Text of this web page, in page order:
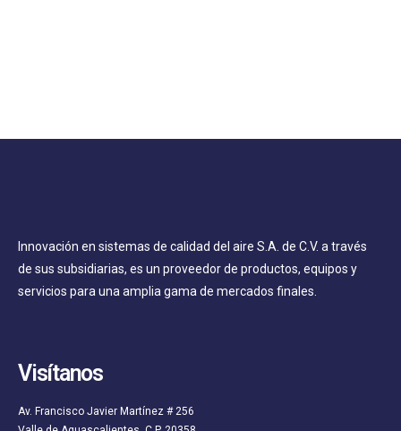
Innovación en sistemas de calidad del aire S.A. de C.V. a través
de sus subsidiarias, es un proveedor de productos, equipos y
servicios para una amplia gama de mercados finales.
Visítanos
Av. Francisco Javier Martínez # 256